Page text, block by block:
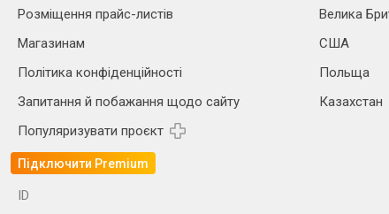
Розміщення прайс-листів
Магазинам
Політика конфіденційності
Запитання й побажання щодо сайту
Популяризувати проєкт
Підключити Premium
Велика
США
Польща
Казахстан
ID